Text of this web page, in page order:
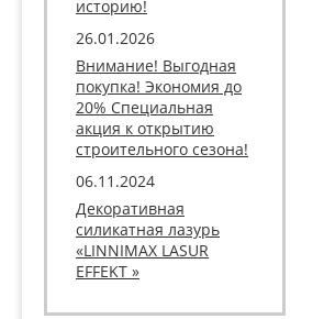
историю!
26.01.2026
Внимание! Выгодная
покупка! Экономия до
20% Специальная
акция к открытию
строительного сезона!
06.11.2024
Декоративная
силикатная лазурь
«LINNIMAX LASUR
EFFEKT »